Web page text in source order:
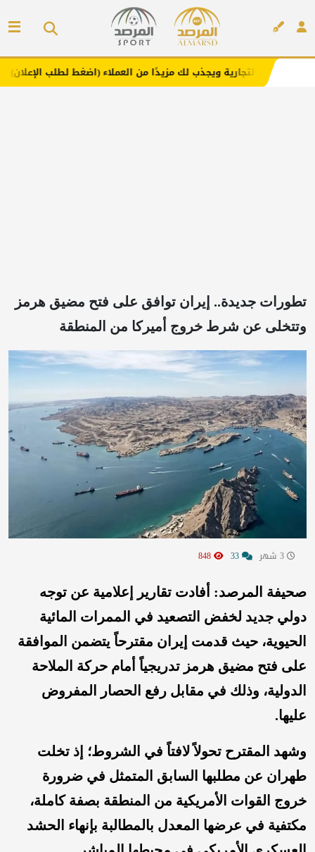
ويجذب لك مزيدًا من العملاء (اضغط لطلب الإعلان)
تطورات جديدة.. إيران توافق على فتح مضيق هرمز
وتتخلى عن شرط خروج أميركا من المنطقة
صحيفة المرصد: أفادت تقارير إعلامية عن توجه
دولي جديد لخفض التصعيد في الممرات المائية
الحيوية، حيث قدمت إيران مقترحاً يتضمن الموافقة
على فتح مضيق هرمز تدريجياً أمام حركة الملاحة
الدولية، وذلك في مقابل رفع الحصار المفروض
عليها.
وشهد المقترح تحولاً لافتاً في الشروط؛ إذ تخلت
طهران عن مطلبها السابق المتمثل في ضرورة
خروج القوات الأمريكية من المنطقة بصفة كاملة،
مكتفية في عرضها المعدل بالمطالبة بإنهاء الحشد